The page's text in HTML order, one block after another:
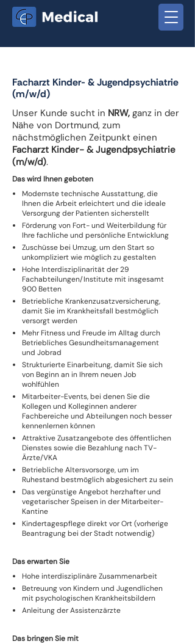
Facharzt Kinder- & Jugendpsychiatrie
(m/w/d)
Unser Kunde sucht in NRW, ganz in der
Nähe von Dortmund, zum
nächstmöglichen Zeitpunkt einen
Facharzt Kinder- & Jugendpsychiatrie
(m/w/d).
Das wird Ihnen geboten
Modernste technische Ausstattung, die
Ihnen die Arbeit erleichtert und die ideale
Versorgung der Patienten sicherstellt
Förderung von Fort- und Weiterbildung für
Ihre fachliche und persönliche Entwicklung
Zuschüsse bei Umzug, um den Start so
unkompliziert wie möglich zu gestalten
Hohe Interdisziplinarität der 29
Fachabteilungen/Institute mit insgesamt
900 Betten
Betriebliche Krankenzusatzversicherung,
damit Sie im Krankheitsfall bestmöglich
versorgt werden
Mehr Fitness und Freude im Alltag durch
Betriebliches Gesundheitsmanagement
und Jobrad
Strukturierte Einarbeitung, damit Sie sich
von Beginn an in Ihrem neuen Job
wohlfühlen
Mitarbeiter-Events, bei denen Sie die
Kollegen und Kolleginnen anderer
Fachbereiche und Abteilungen noch besser
kennenlernen können
Attraktive Zusatzangebote des öffentlichen
Dienstes sowie die Bezahlung nach TV-
Ärzte/VKA
Betriebliche Altersvorsorge, um im
Ruhestand bestmöglich abgesichert zu sein
Das vergünstige Angebot herzhafter und
vegetarischer Speisen in der Mitarbeiter-
Kantine
Kindertagespflege direkt vor Ort (vorherige
Beantragung bei der Stadt notwendig)
Das erwarten Sie
Hohe interdisziplinäre Zusammenarbeit
Betreuung von Kindern und Jugendlichen
mit psychologischen Krankheitsbildern
Anleitung der Assistenzärzte
Das bringen Sie mit